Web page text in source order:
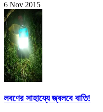
6 Nov 2015
লবণের সাহায্যে জ্বলবে বাতি!